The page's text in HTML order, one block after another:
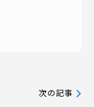
次の記事